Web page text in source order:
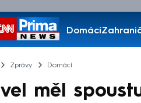
Domácí
Pořady
Zprávy Domácí
měl